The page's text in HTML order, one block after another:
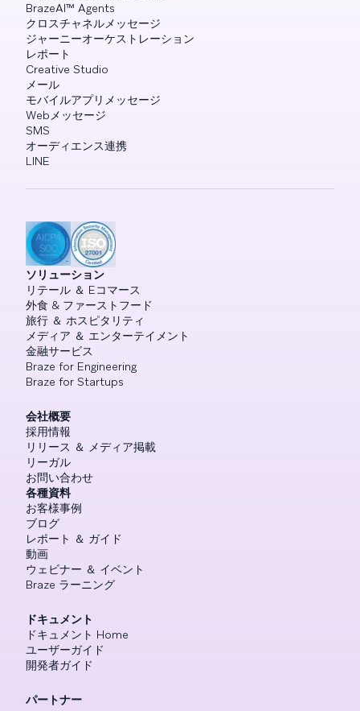
BrazeAI™ Agents
クロスチャネルメッセージ
ジャーニーオーケストレーション
レポート
Creative Studio
メール
モバイルアプリメッセージ
Webメッセージ
SMS
オーディエンス連携
LINE
ソリューション
リテール ＆ Eコマース
外食 & ファーストフード
旅行 ＆ ホスピタリティ
メディア ＆ エンターテイメント
金融サービス
Braze for Engineering
Braze for Startups
会社概要
採用情報
リリース ＆ メディア掲載
リーガル
お問い合わせ
各種資料
お客様事例
ブログ
レポート ＆ ガイド
動画
ウェビナー ＆ イベント
Braze ラーニング
ドキュメント
ドキュメント Home
ユーザーガイド
開発者ガイド
パートナー